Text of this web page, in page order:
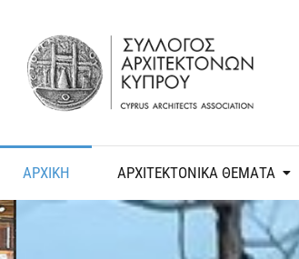
ΑΡΧΙΚΗ ΑΡΧΙΤΕΚΤΟΝΙΚΑ ΘΕΜΑΤΑ